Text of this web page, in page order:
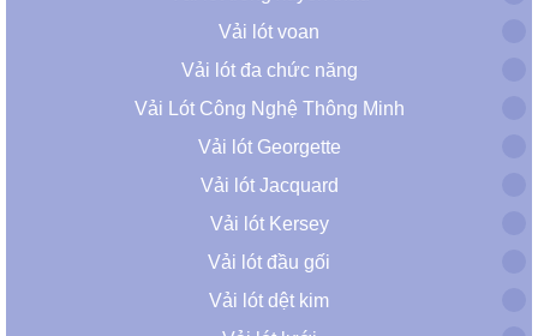
Vải lót voan
Vải lót đa chức năng
Vải Lót Công Nghệ Thông Minh
Vải lót Georgette
Vải lót Jacquard
Vải lót Kersey
Vải lót đầu gối
Vải lót dệt kim